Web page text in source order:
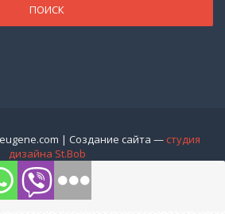
| Создание сайта — студия
дизайна St.Bob